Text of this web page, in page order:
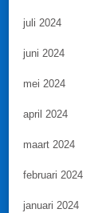
juli 2024
juni 2024
mei 2024
april 2024
maart 2024
februari 2024
januari 2024